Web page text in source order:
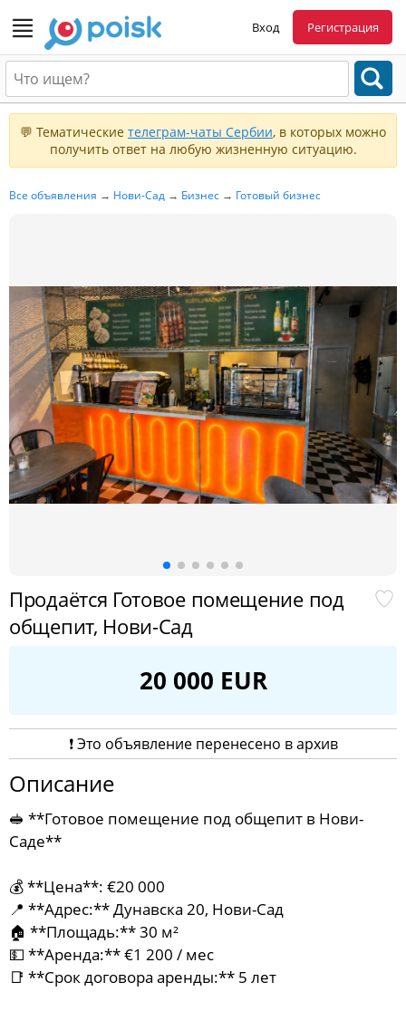
Вход Регистрация
💬 Тематические телеграм-чаты Сербии, в которых можно
получить ответ на любую жизненную ситуацию.
Все объявления → Нови-Сад → Бизнес → Готовый бизнес
Продаётся Готовое помещение под
общепит, Нови-Сад
20 000 EUR
❗️ Это объявление перенесено в архив
Описание
🥪 **Готовое помещение под общепит в Нови-
Саде**
💰 **Цена**: €20 000
📍 **Адрес:** Дунавска 20, Нови-Сад
🏠 **Площадь:** 30 м²
💵 **Аренда:** €1 200 / мес
📑 **Срок договора аренды:** 5 лет